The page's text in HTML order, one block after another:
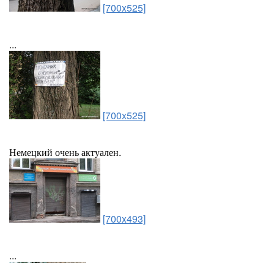
[700x525]
...
[700x525]
Немецкий очень актуален.
[700x493]
...